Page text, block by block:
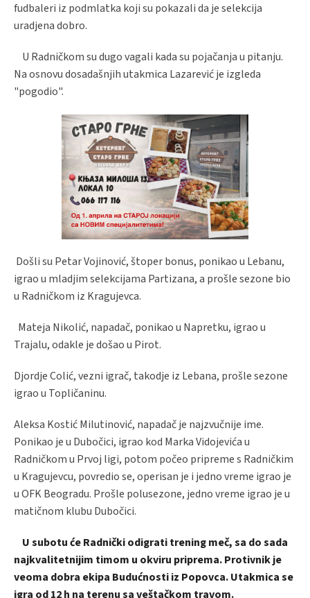
fudbaleri iz podmlatka koji su pokazali da je selekcija
uradjena dobro.
U Radničkom su dugo vagali kada su pojačanja u pitanju.
Na osnovu dosadašnjih utakmica Lazarević je izgleda
"pogodio".
Došli su Petar Vojinović, štoper bonus, ponikao u Lebanu,
igrao u mladjim selekcijama Partizana, a prošle sezone bio
u Radničkom iz Kragujevca.
Mateja Nikolić, napadač, ponikao u Napretku, igrao u
Trajalu, odakle je došao u Pirot.
Djordje Colić, vezni igrač, takodje iz Lebana, prošle sezone
igrao u Topličaninu.
Aleksa Kostić Milutinović, napadač je najzvučnije ime.
Ponikao je u Dubočici, igrao kod Marka Vidojevića u
Radničkom u Prvoj ligi, potom počeo pripreme s Radničkim
u Kragujevcu, povredio se, operisan je i jedno vreme igrao je
u OFK Beogradu. Prošle polusezone, jedno vreme igrao je u
matičnom klubu Dubočici.
U subotu će Radnički odigrati trening meč, sa do sada
najkvalitetnijim timom u okviru priprema. Protivnik je
veoma dobra ekipa Budućnosti iz Popovca. Utakmica se
igra od 12 h na terenu sa veštačkom travom.